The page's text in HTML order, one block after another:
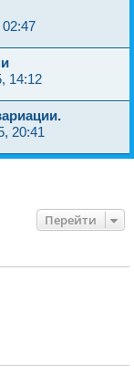
02:47
14:12
20:41
Перейти